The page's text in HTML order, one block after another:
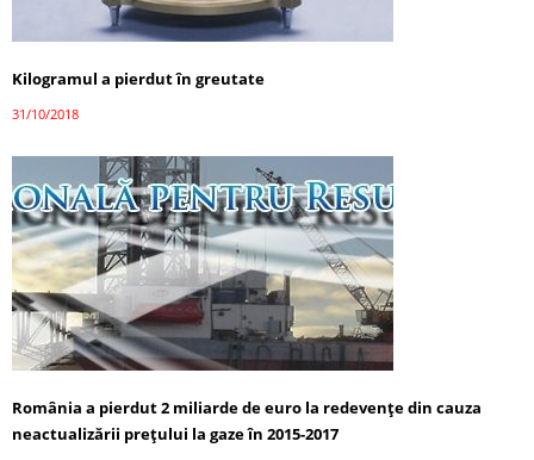
Kilogramul a pierdut în greutate
31/10/2018
România a pierdut 2 miliarde de euro la redevențe din cauza
neactualizării prețului la gaze în 2015-2017